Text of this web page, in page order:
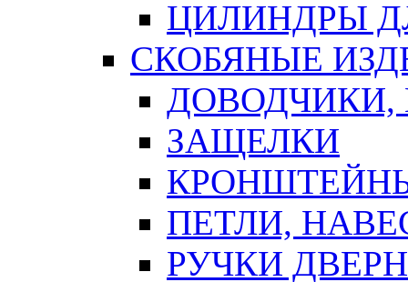
ЦИЛИНДРЫ
СКОБЯНЫЕ
ЗАЩЕЛКИ
ПЕТЛИ,
РУЧКИ